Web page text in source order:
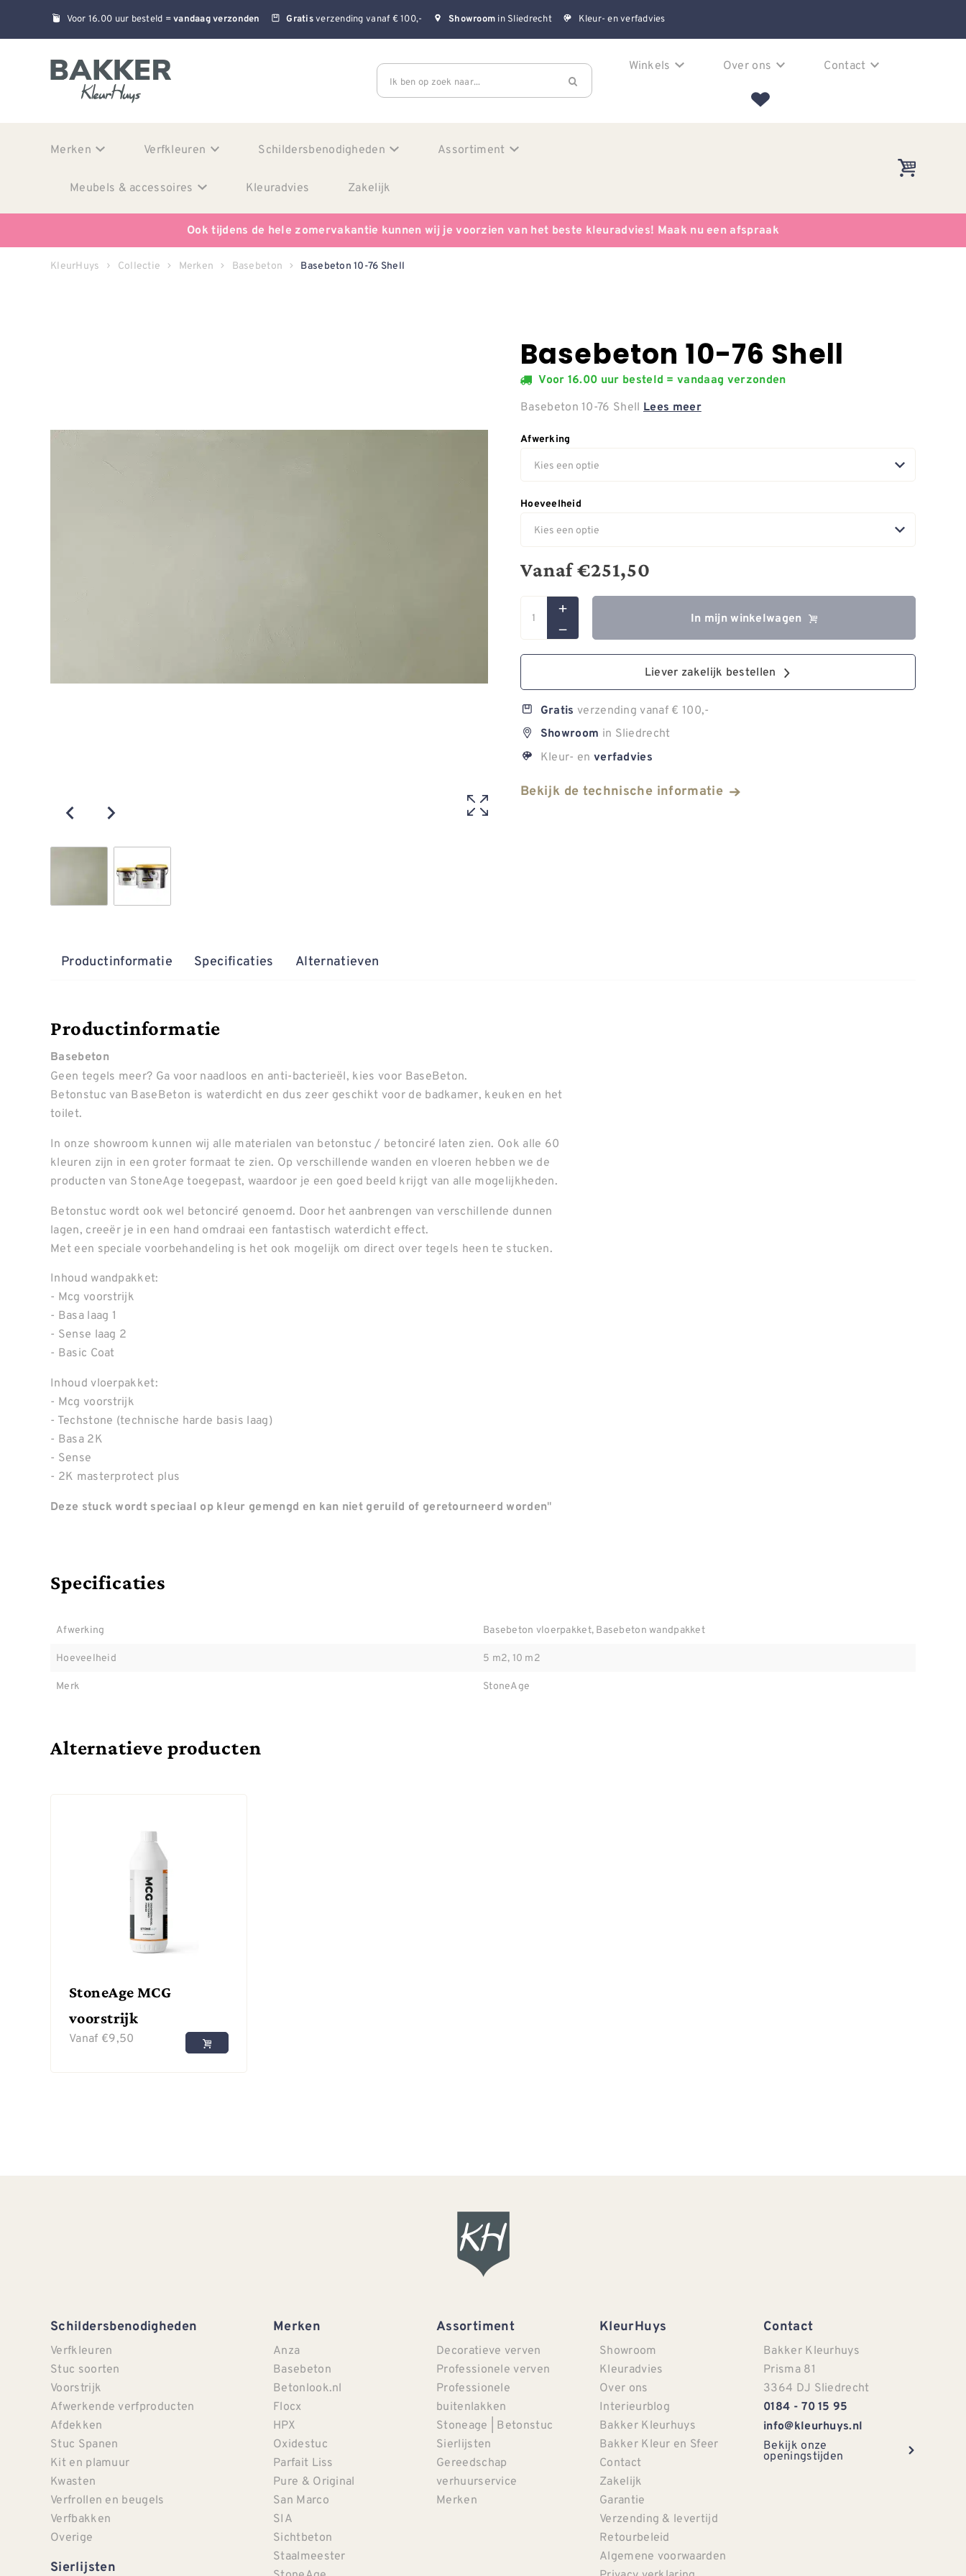
Voor 16.00 uur besteld =vandaag verzonden Gratisverzending vanaf € 100,- Showroom in Sliedrecht Kleur- en verfadvies
Ik ben op zoek naar...
Winkels Over ons Contact
Merken Verfkleuren Schildersbenodigheden Assortiment
Meubels & accessoires Kleuradvies Zakelijk
Ook tijdens de hele zomervakantie kunnen wij je voorzien van het beste kleuradvies! Maak nu een afspraak
KleurHuys Collectie Merken Basebeton Basebeton 10-76 Shell
Basebeton 10-76 Shell
Voor 16.00 uur besteld = vandaag verzonden
Basebeton 10-76 Shell Lees meer
Afwerking
Hoeveelheid
Vanaf€251,50
In mijn winkelwagen
Liever zakelijk bestellen
Gratis verzending vanaf € 100,-
Showroom in Sliedrecht
Kleur- en verfadvies
Bekijk de technische informatie
Productinformatie Specificaties Alternatieven
Productinformatie
Basebeton
Geen tegels meer? Ga voor naadloos en anti-bacterieël, kies voor BaseBeton.
Betonstuc van BaseBeton is waterdicht en dus zeer geschikt voor de badkamer, keuken en het
toilet.
In onze showroom kunnen wij alle materialen van betonstuc / betonciré laten zien. Ook alle 60
kleuren zijn in een groter formaat te zien. Op verschillende wanden en vloeren hebben we de
producten van StoneAge toegepast, waardoor je een goed beeld krijgt van alle mogelijkheden.
Betonstuc wordt ook wel betonciré genoemd. Door het aanbrengen van verschillende dunnen
lagen, creeër je in een hand omdraai een fantastisch waterdicht effect.
Met een speciale voorbehandeling is het ook mogelijk om direct over tegels heen te stucken.
Inhoud wandpakket:
- Mcg voorstrijk
- Basa laag 1
- Sense laag 2
- Basic Coat
Inhoud vloerpakket:
- Mcg voorstrijk
- Techstone (technische harde basis laag)
- Basa 2K
- Sense
- 2K masterprotect plus
Deze stuck wordt speciaal op kleur gemengd en kan niet geruild of geretourneerd worden"
Specificaties
Afwerking
Basebeton vloerpakket, Basebeton wandpakket
Hoeveelheid
5 m2, 10 m2
Merk
StoneAge
Alternatieve producten
StoneAge MCG
voorstrijk
Vanaf €9,50
Schildersbenodigheden
Verfkleuren
Stuc soorten
Voorstrijk
Afwerkende verfproducten
Afdekken
Stuc Spanen
Kit en plamuur
Kwasten
Verfrollen en beugels
Verfbakken
Overige
Sierlijsten
Merken
Anza
Basebeton
Betonlook.nl
Flocx
HPX
Oxidestuc
Parfait Liss
Pure & Original
San Marco
SIA
Sichtbeton
Staalmeester
Assortiment
Decoratieve verven
Professionele verven
Professionele
buitenlakken
Stoneage | Betonstuc
Sierlijsten
Gereedschap
verhuurservice
Merken
KleurHuys
Showroom
Kleuradvies
Over ons
Interieurblog
Bakker Kleurhuys
Bakker Kleur en Sfeer
Contact
Zakelijk
Garantie
Verzending & levertijd
Retourbeleid
Algemene voorwaarden
Contact
Bakker Kleurhuys
Prisma 81
3364 DJ Sliedrecht
0184 - 70 15 95
info@kleurhuys.nl
Bekijk onze
openingstijden